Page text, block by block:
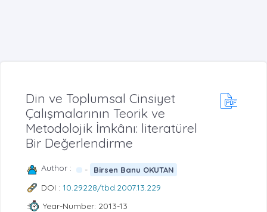
Din ve Toplumsal Cinsiyet
Çalışmalarının Teorik ve
Metodolojik İmkânı: literatürel
Bir Değerlendirme
Author : - Birsen Banu OKUTAN
DOI : 10.29228/tbd.2007.13.229
Year-Number: 2013-13